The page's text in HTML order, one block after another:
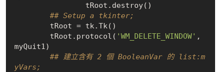
## Setup a tkinter;
	tRoot.protocol(
'WM_DELETE_WINDOW' ,
myQuit1)
## 建立含有 2 個 BooleanVar 的 list:m
yVars;